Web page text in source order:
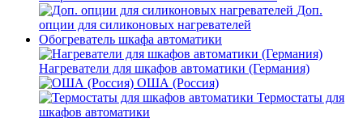
Доп.
опции для силиконовых нагревателей
Обогреватель шкафа автоматики
Нагреватели для шкафов автоматики (Германия)
ОША (Россия)
Термостаты для
шкафов автоматики